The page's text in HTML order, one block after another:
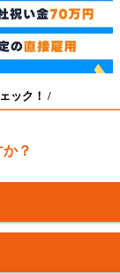
ック！ /
？